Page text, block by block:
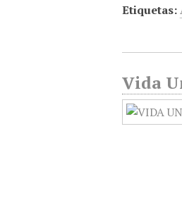
Etiquetas:
Vida